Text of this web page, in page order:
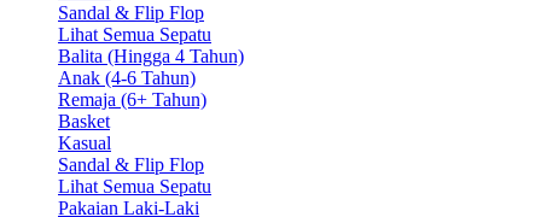
Sandal & Flip Flop
Lihat Semua Sepatu
Balita (Hingga 4 Tahun)
Anak (4-6 Tahun)
Remaja (6+ Tahun)
Basket
Kasual
Sandal & Flip Flop
Lihat Semua Sepatu
Pakaian Laki-Laki